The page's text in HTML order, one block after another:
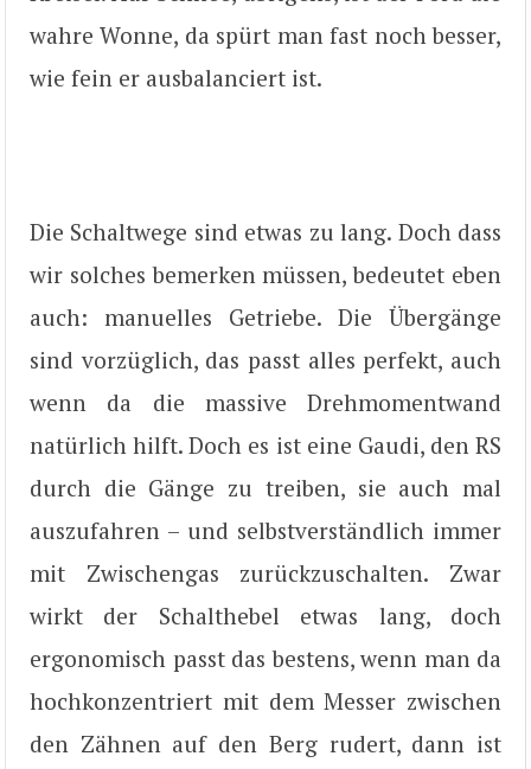
wahre Wonne, da spürt man fast noch besser,
wie fein er ausbalanciert ist.
Die Schaltwege sind etwas zu lang. Doch dass
wir solches bemerken müssen, bedeutet eben
auch: manuelles Getriebe. Die Übergänge
sind vorzüglich, das passt alles perfekt, auch
wenn da die massive Drehmomentwand
natürlich hilft. Doch es ist eine Gaudi, den RS
durch die Gänge zu treiben, sie auch mal
auszufahren – und selbstverständlich immer
mit Zwischengas zurückzuschalten. Zwar
wirkt der Schalthebel etwas lang, doch
ergonomisch passt das bestens, wenn man da
hochkonzentriert mit dem Messer zwischen
den Zähnen auf den Berg rudert, dann ist